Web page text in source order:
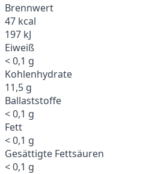
Brennwert
47 kcal
197 kJ
Eiweiß
< 0,1 g
Kohlenhydrate
11,5 g
Ballaststoffe
< 0,1 g
Fett
< 0,1 g
Gesättigte Fettsäuren
< 0,1 g